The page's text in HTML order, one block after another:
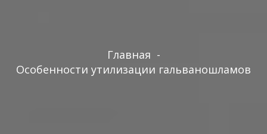
Главная -
Особенности утилизации гальваношламов